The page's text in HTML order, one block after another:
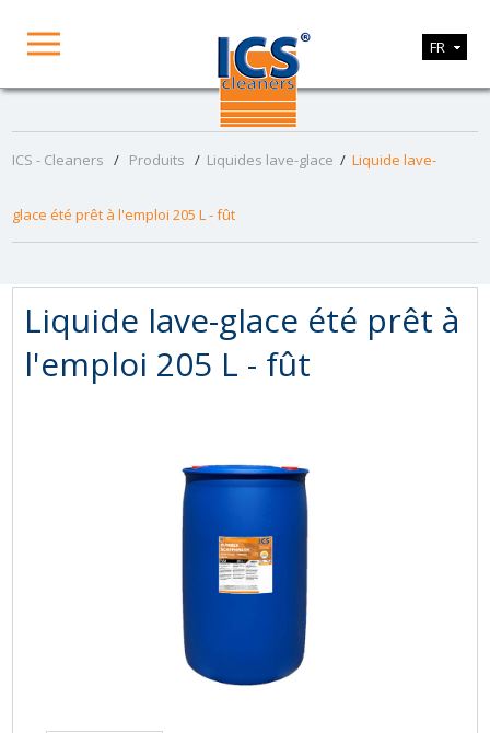
FR
ICS - Cleaners / Produits / Liquides lave-glace /Liquide lave-
glace été prêt à l'emploi 205 L - fût
Liquide lave-glace été prêt à
l'emploi 205 L - fût